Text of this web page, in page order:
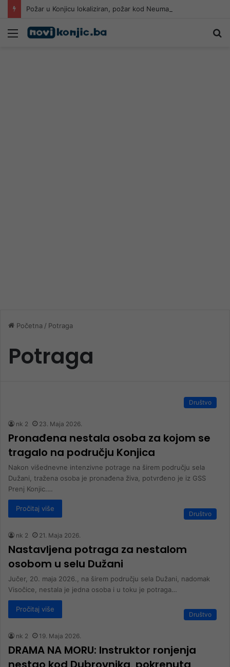
Meni
Početna / Potraga
Potraga
Društvo
nk 2 23. Maja 2026.
Pronađena nestala osoba za kojom se
tragalo na području Konjica
Nakon višednevne intenzivne potrage na širem području sela
Dužani, tražena osoba je pronađena živa, potvrđeno je iz GSS
Prenj Konjic.…
Pročitaj više
Društvo
nk 2 21. Maja 2026.
Nastavljena potraga za nestalom
osobom u selu Dužani
Jučer, 20. maja 2026., na širem području sela Dužani, nadomak
Visočice, nestala je jedna osoba i u toku je potraga…
Pročitaj više
Društvo
nk 2 19. Maja 2026.
DRAMA NA MORU: Instruktor ronjenja